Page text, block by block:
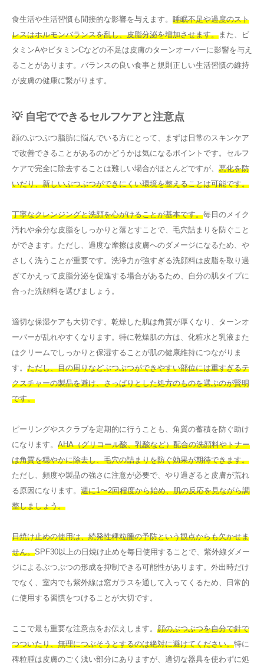
食生活や生活習慣も間接的な影響を与えます。 睡眠不足や過度のスト
レスはホルモンバランスを乱し、皮脂分泌を増加させます。また、ビ
タミンAやビタミンCなどの不足は皮膚のターンオーバーに影響を与え
ることがあります。バランスの良い食事と規則正しい生活習慣の維持
が皮膚の健康に繋がります。
💡 自宅でできるセルフケアと注意点
顔のぶつぶつ脂肪に悩んでいる方にとって、まずは日常のスキンケア
で改善できることがあるのかどうかは気になるポイントです。セルフ
ケアで完全に除去することは難しい場合がほとんどですが、 悪化を防
いだり、新しいぶつぶつができにくい環境を整えることは可能です。
丁寧なクレンジングと洗顔を心がけることが基本です。毎日のメイク
汚れや余分な皮脂をしっかりと落とすことで、毛穴詰まりを防ぐこと
ができます。ただし、過度な摩擦は皮膚へのダメージになるため、や
さしく洗うことが重要です。洗浄力が強すぎる洗顔料は皮脂を取り過
ぎてかえって皮脂分泌を促進する場合があるため、自分の肌タイプに
合った洗顔料を選びましょう。
適切な保湿ケアも大切です。乾燥した肌は角質が厚くなり、ターンオ
ーバーが乱れやすくなります。特に乾燥肌の方は、化粧水と乳液また
はクリームでしっかりと保湿することが肌の健康維持につながりま
す。 ただし、目の周りなどぶつぶつができやすい部位には重すぎるテ
クスチャーの製品を避け、さっぱりとした処方のものを選ぶのが賢明
です。
ピーリングやスクラブを定期的に行うことも、角質の蓄積を防ぐ助け
になります。 AHA（グリコール酸、乳酸など）配合の洗顔料やトナー
は角質を穏やかに除去し、毛穴の詰まりを防ぐ効果が期待できます。
ただし、頻度や製品の強さに注意が必要で、やり過ぎると皮膚が荒れ
る原因になります。 週に1〜2回程度から始め、肌の反応を見ながら調
整しましょう。
日焼け止めの使用は、続発性稗粒腫の予防という観点からも欠かせま
せん。SPF30以上の日焼け止めを毎日使用することで、紫外線ダメー
ジによるぶつぶつの形成を抑制できる可能性があります。外出時だけ
でなく、室内でも紫外線は窓ガラスを通して入ってくるため、日常的
に使用する習慣をつけることが大切です。
ここで最も重要な注意点をお伝えします。 顔のぶつぶつを自分で針で
つついたり、無理につぶそうとするのは絶対に避けてください。特に
稗粒腫は皮膚のごく浅い部分にありますが、適切な器具を使わずに処